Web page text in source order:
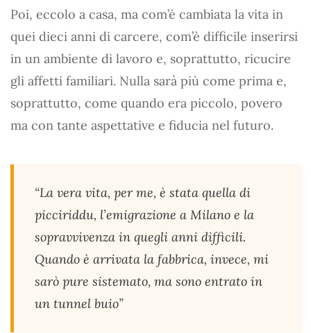
Poi, eccolo a casa, ma com’è cambiata la vita in
quei dieci anni di carcere, com’è difficile inserirsi
in un ambiente di lavoro e, soprattutto, ricucire
gli affetti familiari. Nulla sarà più come prima e,
soprattutto, come quando era piccolo, povero
ma con tante aspettative e fiducia nel futuro.
“La vera vita, per me, è stata quella di
picciriddu, l’emigrazione a Milano e la
sopravvivenza in quegli anni difficili.
Quando è arrivata la fabbrica, invece, mi
sarò pure sistemato, ma sono entrato in
un tunnel buio”